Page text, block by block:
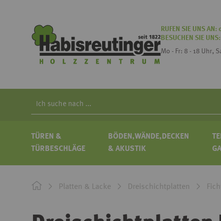
RUFEN SIE UNS AN:
BESUCHEN SIE UNS:
Mo - Fr: 8 - 18 Uhr,
Search
TÜREN &
TÜRBESCHLÄGE
BÖDEN,WÄNDE,DECKEN
& AKUSTIK
Platten & Lacke Dreischichtplatten